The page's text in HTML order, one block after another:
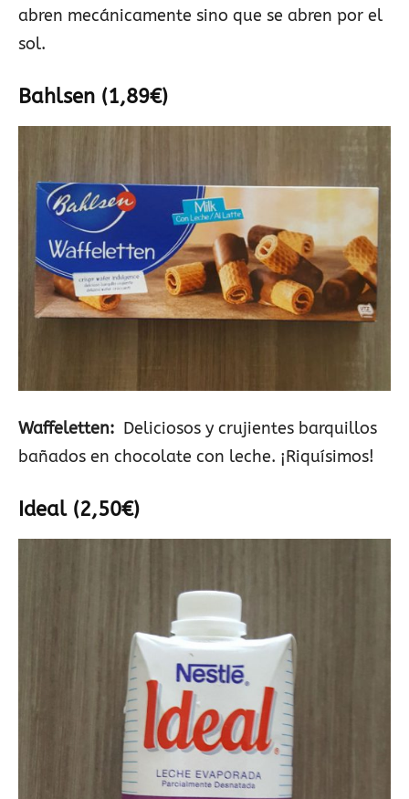
abren mecánicamente sino que se abren por el
sol.
Bahlsen (1,89€)
Waffeletten: Deliciosos y crujientes barquillos
bañados en chocolate con leche. ¡Riquísimos!
Ideal (2,50€)